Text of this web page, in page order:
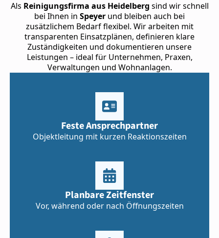
Als Reinigungsfirma aus Heidelberg sind wir schnell
bei Ihnen in Speyer und bleiben auch bei
zusätzlichem Bedarf flexibel. Wir arbeiten mit
transparenten Einsatzplänen, definieren klare
Zuständigkeiten und dokumentieren unsere
Leistungen – ideal für Unternehmen, Praxen,
Verwaltungen und Wohnanlagen.
Feste Ansprechpartner
Objektleitung mit kurzen Reaktionszeiten
Planbare Zeitfenster
Vor, während oder nach Öffnungszeiten